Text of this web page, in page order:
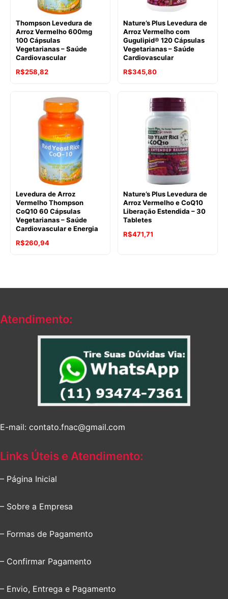
Thompson Levedura de
Arroz Vermelho 600mg
100 Cápsulas
Vegetarianas – Saúde
Cardiovascular
R$258,82
Nature’s Plus Levedura de
Arroz Vermelho com
Gugulipid® 120 Cápsulas
Vegetarianas – Saúde
Cardiovascular
R$345,80
Levedura de Arroz
Vermelho Thompson
CoQ10 60 Cápsulas
Vegetarianas – Saúde
Cardiovascular e Energia
R$260,94
Nature’s Plus Levedura de
Arroz Vermelho e CoQ10
Liberação Estendida – 30
Tabletes
R$471,71
Atendimento:
E-mail: contato.fnac@gmail.com
Links Úteis e Atendimento:
– Página Inicial
– Sobre a Empresa
– Formas de Pagamento
– Confirmar Pagamento
– Envio, Entrega e Pagamento